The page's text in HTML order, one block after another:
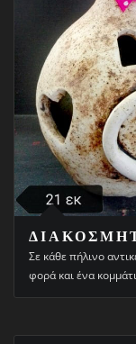
Σε κάθε πήλινο
φορά και ένα